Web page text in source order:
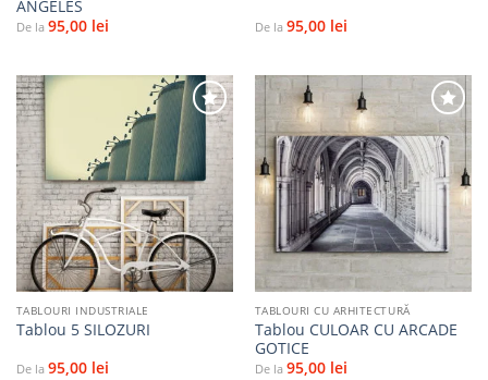
ANGELES
De la 95,00 lei De la 95,00 lei
Adaugă
la
favorite
TABLOURI INDUSTRIALE
Tablou 5 SILOZURI
De la 95,00 lei
Adaugă
la
favorite
TABLOURI CU ARHITECTURĂ
Tablou CULOAR CU ARCADE
GOTICE
De la 95,00 lei